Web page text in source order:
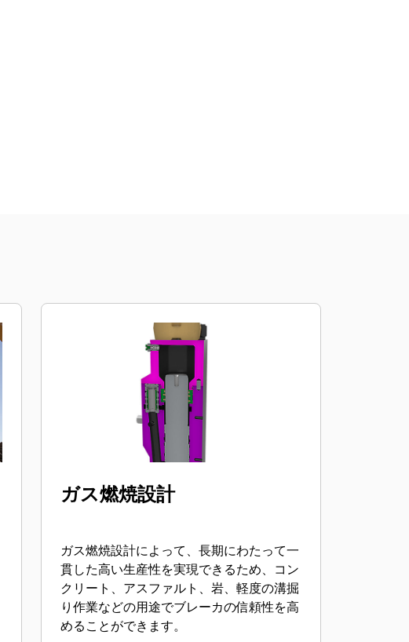
ガス燃焼設計
ガス燃焼設計によって、長期にわたって一
貫した高い生産性を実現できるため、コン
クリート、アスファルト、岩、軽度の溝掘
り作業などの用途でブレーカの信頼性を高
めることができます。